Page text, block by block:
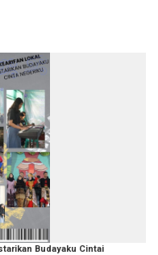
Budayaku Cintai